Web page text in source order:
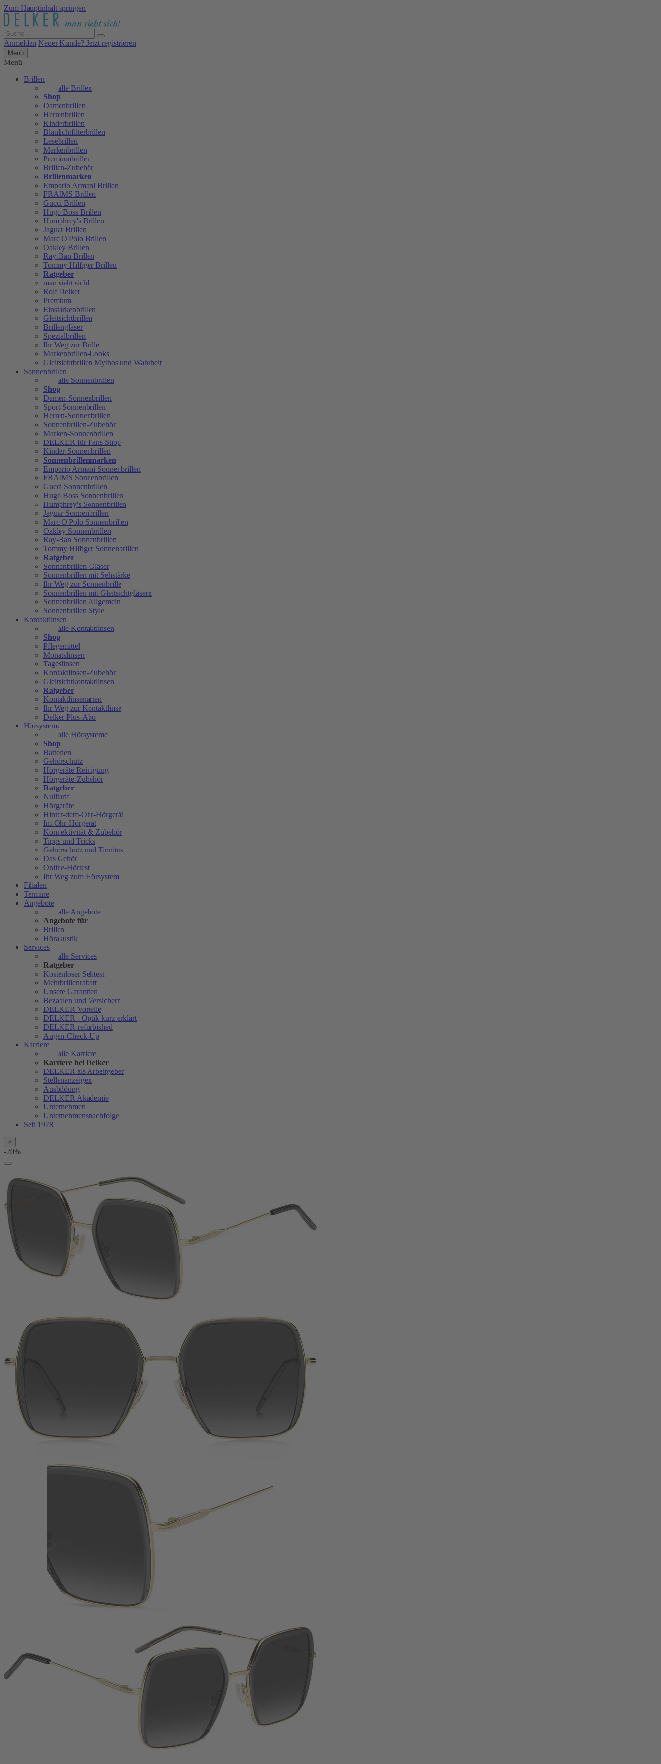
Zum Hauptinhalt springen
Anmelden Neuer Kunde? Jetzt registrieren
Menü
Menü
Brillen
alle Brillen
Shop
Damenbrillen
Herrenbrillen
Kinderbrillen
Blaulichtfilterbrillen
Lesebrillen
Markenbrillen
Premiumbrillen
Brillen-Zubehör
Brillenmarken
Emporio Armani Brillen
FRAIMS Brillen
Gucci Brillen
Hugo Boss Brillen
Humphrey's Brillen
Jaguar Brillen
Marc O'Polo Brillen
Oakley Brillen
Ray-Ban Brillen
Tommy Hilfiger Brillen
Ratgeber
man sieht sich!
Rolf Delker
Premium
Einstärkenbrillen
Gleitsichtbrillen
Brillengläser
Spezialbrillen
Ihr Weg zur Brille
Markenbrillen-Looks
Gleitsichtbrillen Mythos und Wahrheit
Sonnenbrillen
alle Sonnenbrillen
Shop
Damen-Sonnenbrillen
Sport-Sonnenbrillen
Herren-Sonnenbrillen
Sonnenbrillen-Zubehör
Marken-Sonnenbrillen
DELKER für Fans Shop
Kinder-Sonnenbrillen
Sonnenbrillenmarken
Emporio Armani Sonnenbrillen
FRAIMS Sonnenbrillen
Gucci Sonnenbrillen
Hugo Boss Sonnenbrillen
Humphrey's Sonnenbrillen
Jaguar Sonnenbrillen
Marc O'Polo Sonnenbrillen
Oakley Sonnenbrillen
Ray-Ban Sonnenbrillen
Tommy Hilfiger Sonnenbrillen
Ratgeber
Sonnenbrillen-Gläser
Sonnenbrillen mit Sehstärke
Ihr Weg zur Sonnenbrille
Sonnenbrillen mit Gleitsichtgläsern
Sonnenbrillen Allgemein
Sonnenbrillen Style
Kontaktlinsen
alle Kontaktlinsen
Shop
Pflegemittel
Monatslinsen
Tageslinsen
Kontaktlinsen-Zubehör
Gleitsichtkontaktlinsen
Ratgeber
Kontaktlinsenarten
Ihr Weg zur Kontaktlinse
Delker Plus-Abo
Hörsysteme
alle Hörsysteme
Shop
Batterien
Gehörschutz
Hörgeräte Reinigung
Hörgeräte-Zubehör
Ratgeber
Nulltarif
Hörgeräte
Hinter-dem-Ohr-Hörgerät
Im-Ohr-Hörgerät
Konnektivität & Zubehör
Tipps und Tricks
Gehörschutz und Tinnitus
Das Gehör
Online-Hörtest
Ihr Weg zum Hörsystem
Filialen
Termine
Angebote
alle Angebote
Angebote für
Brillen
Hörakustik
Services
alle Services
Ratgeber
Kostenloser Sehtest
Mehrbrillenrabatt
Unsere Garantien
Bezahlen und Versichern
DELKER Vorteile
DELKER - Optik kurz erklärt
DELKER-refurbished
Augen-Check-Up
Karriere
alle Karriere
Karriere bei Delker
DELKER als Arbeitgeber
Stellenanzeigen
Ausbildung
DELKER Akademie
Unternehmen
Unternehmensnachfolge
Seit 1978
×
-20%